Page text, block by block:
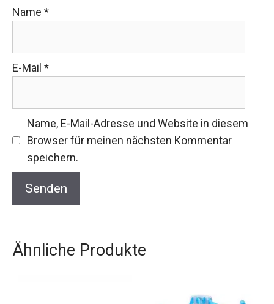
Name *
E-Mail *
Name, E-Mail-Adresse und Website in diesem
Browser für meinen nächsten Kommentar
speichern.
Ähnliche Produkte